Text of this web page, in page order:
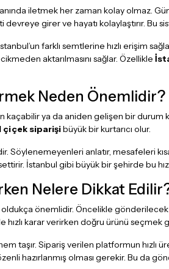
iletmek her zaman kolay olmaz.
devreye girer ve hayatı kolaylaştırır. Bu
farklı semtlerine hızlı erişim
aktarılmasını sağlar. Özellikle
Neden Önemlidir?
ya da aniden gelişen bir durum
çiçek siparişibüyük bir kurtarıcı olur.
Söylenemeyenleri anlatır,
İstanbul gibi büyük bir şehirde bu
Nelere Dikkat
önemlidir. Öncelikle
hızlı karar verirken doğru ürünü seçmek
taşır. Sipariş verilen platformun
hazırlanmış olması gerekir. Bu da